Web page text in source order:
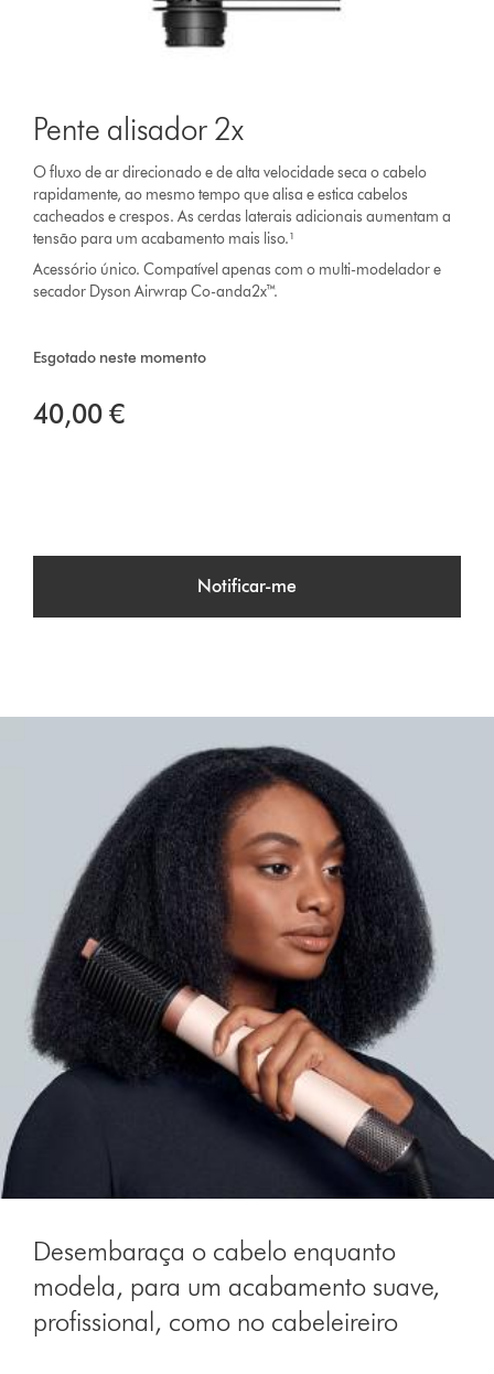
Pente alisador 2x
O fluxo de ar direcionado e de alta velocidade seca o cabelo
rapidamente, ao mesmo tempo que alisa e estica cabelos
cacheados e crespos. As cerdas laterais adicionais aumentam a
tensão para um acabamento mais liso.¹
Acessório único. Compatível apenas com o multi-modelador e
secador Dyson Airwrap Co-anda2x™.
Esgotado neste momento
40,00 €
Notificar-me
Desembaraça o cabelo enquanto
modela, para um acabamento suave,
profissional, como no cabeleireiro